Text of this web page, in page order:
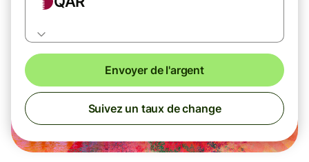
Envoyer de l'argent
Suivez un taux de change